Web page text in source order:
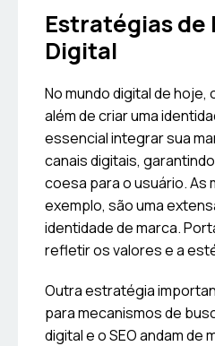
Estratégias de
Digital
No mundo digital de hoje,
além de criar uma
essencial integrar sua
canais digitais,
coesa para o usuário. As
exemplo, são uma
identidade de marca.
refletir os valores e a
Outra estratégia
para mecanismos de
digital e o SEO andam de